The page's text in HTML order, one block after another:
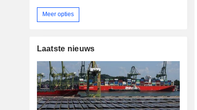
Meer opties
Laatste nieuws